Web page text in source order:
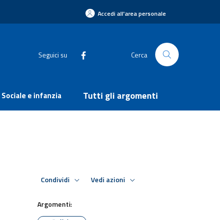
Accedi all'area personale
Seguici su Cerca
Sociale e infanzia Tutti gli argomenti
Condividi Vedi azioni
Argomenti: